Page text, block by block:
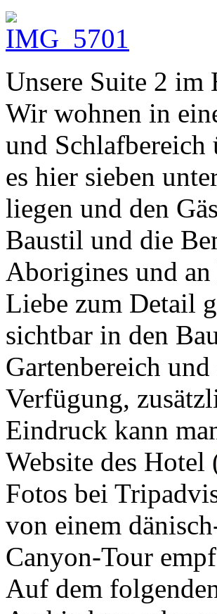
Unsere Suite 2 im
Wir wohnen in
und Schlafbereich
es hier sieben
liegen und den
Baustil und die
Aborigines und
Liebe zum Detail
sichtbar in den
Gartenbereich
Verfügung,
Eindruck kann
Website des Hotel
Fotos bei
von einem
Canyon-Tour
Auf dem